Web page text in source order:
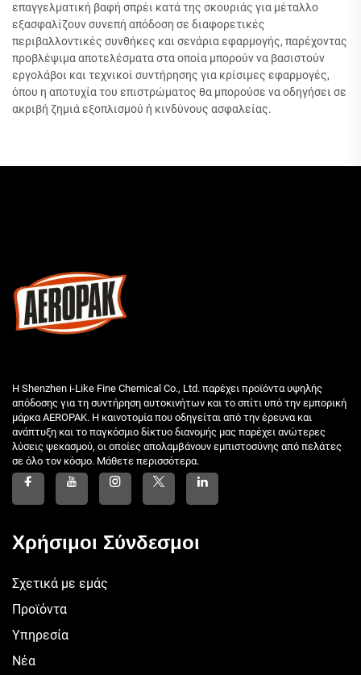
επαγγελματική βαφή σπρέι κατά της σκουριάς για μέταλλο
εξασφαλίζουν συνεπή απόδοση σε διαφορετικές
περιβαλλοντικές συνθήκες και σενάρια εφαρμογής, παρέχοντας
προβλέψιμα αποτελέσματα στα οποία μπορούν να βασιστούν
εργολάβοι και τεχνικοί συντήρησης για κρίσιμες εφαρμογές,
όπου η αποτυχία του επιστρώματος θα μπορούσε να οδηγήσει σε
ακριβή ζημιά εξοπλισμού ή κινδύνους ασφαλείας.
Η Shenzhen i-Like Fine Chemical Co., Ltd. παρέχει προϊόντα υψηλής
απόδοσης για τη συντήρηση αυτοκινήτων και το σπίτι υπό την εμπορική
μάρκα AEROPAK. Η καινοτομία που οδηγείται από την έρευνα και
ανάπτυξη και το παγκόσμιο δίκτυο διανομής μας παρέχει ανώτερες
λύσεις ψεκασμού, οι οποίες απολαμβάνουν εμπιστοσύνης από πελάτες
σε όλο τον κόσμο. Μάθετε περισσότερα.
Χρήσιμοι Σύνδεσμοι
Σχετικά με εμάς
Προϊόντα
Υπηρεσία
Νέα